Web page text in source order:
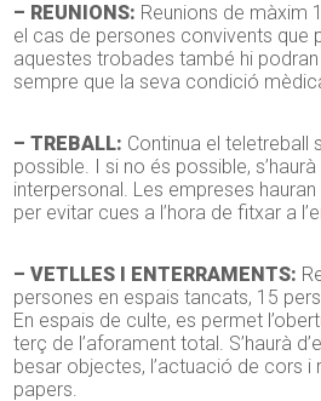
– REUNIONS: Reunions de màxim
el cas de persones convivents que
aquestes trobades també hi
sempre que la seva condició
– TREBALL: Continua el teletreball
possible. I si no és possible,
interpersonal. Les empreses
per evitar cues a l’hora de fitxar a
– VETLLES I ENTERRAMENTS:
persones en espais tancats, 15
En espais de culte, es permet
terç de l’aforament total. S’haurà
besar objectes, l’actuació de cors i
papers.